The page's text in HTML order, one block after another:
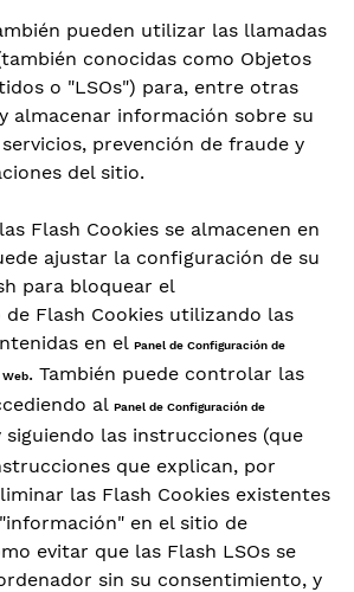
pueden utilizar las llamadas
conocidas como Objetos
o "LSOs") para, entre otras
almacenar información sobre su
prevención de fraude y
del sitio.
Flash Cookies se almacenen en
ajustar la configuración de su
para bloquear el
Flash Cookies utilizando las
en el Panel de Configuración de
. También puede controlar las
al Panel de Configuración de
siguiendo las instrucciones (que
que explican, por
las Flash Cookies existentes
en el sitio de
evitar que las Flash LSOs se
sin su consentimiento, y